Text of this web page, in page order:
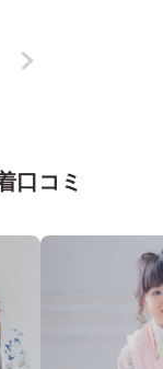
口コミ